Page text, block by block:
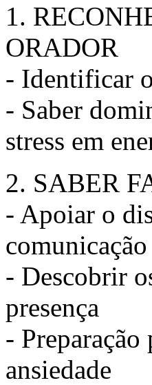
1.
ORADOR
- Identificar
- Saber
stress em
2. SABER
- Apoiar o
- Descobrir
presença
- Preparação
ansiedade